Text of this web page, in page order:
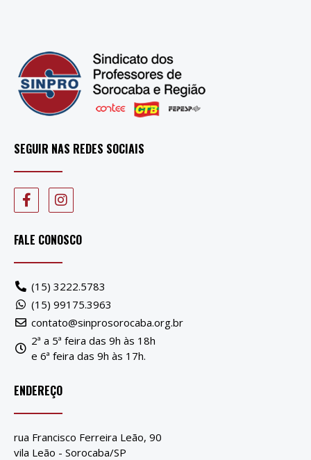
SEGUIR NAS REDES SOCIAIS
FALE CONOSCO
(15) 3222.5783
(15) 99175.3963
contato@sinprosorocaba.org.br
2ª a 5ª feira das 9h às 18h
e 6ª feira das 9h às 17h.
ENDEREÇO
rua Francisco Ferreira Leão, 90
vila Leão - Sorocaba/SP